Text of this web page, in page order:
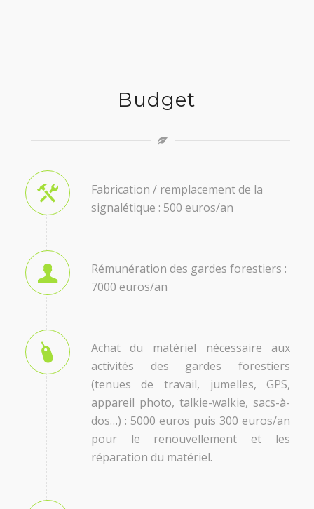
Budget
Fabrication / remplacement de la
signalétique : 500 euros/an
Rémunération des gardes forestiers :
7000 euros/an
Achat du matériel nécessaire aux
activités des gardes forestiers
(tenues de travail, jumelles, GPS,
appareil photo, talkie-walkie, sacs-à-
dos…) : 5000 euros puis 300 euros/an
pour le renouvellement et les
réparation du matériel.